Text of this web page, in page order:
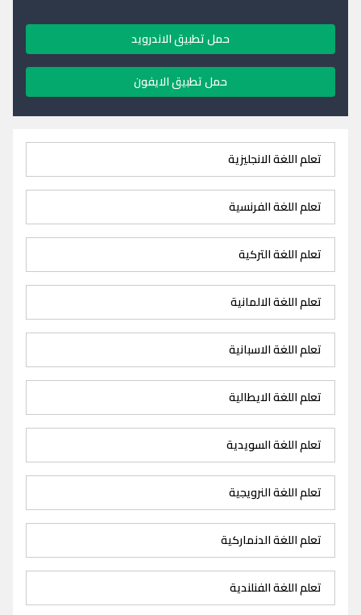
حمل تطبيق الاندرويد
حمل تطبيق الايفون
تعلم اللغة الانجليزية
تعلم اللغة الفرنسية
تعلم اللغة التركية
تعلم اللغة الالمانية
تعلم اللغة الاسبانية
تعلم اللغة الايطالية
تعلم اللغة السويدية
تعلم اللغة النرويجية
تعلم اللغة الدنماركية
تعلم اللغة الفنلندية